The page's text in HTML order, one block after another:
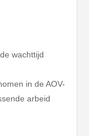
wachttijd
in de AOV-
arbeid